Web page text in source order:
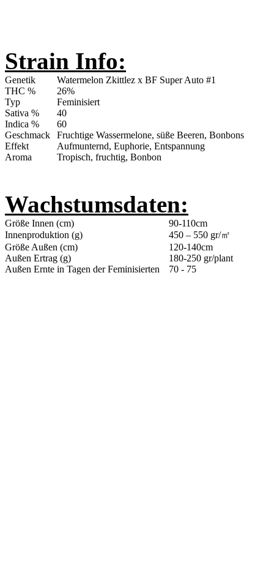
Strain Info:
Genetik
Watermelon Zkittlez x BF Super Auto #1
THC %
26%
Typ
Feminisiert
Sativa %
40
Indica %
60
Geschmack
Fruchtige Wassermelone, süße Beeren, Bonbons
Effekt
Aufmunternd, Euphorie, Entspannung
Aroma
Tropisch, fruchtig, Bonbon
Wachstumsdaten:
Größe Innen (cm)
90-110cm
Innenproduktion (g)
450 – 550 gr/㎡
Größe Außen (cm)
120-140cm
Außen Ertrag (g)
180-250 gr/plant
Außen Ernte in Tagen der Feminisierten
70 - 75